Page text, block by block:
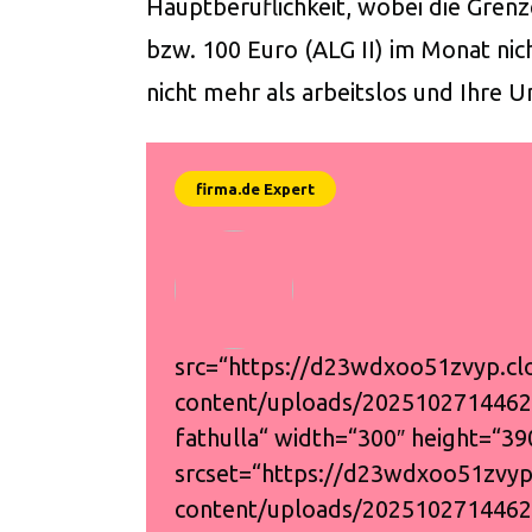
Hauptberuflichkeit, wobei die
bzw. 100 Euro (ALG II) im Monat
nicht mehr als arbeitslos und Ihre
src=“https://
content/uploads/
fathulla“ width=“300″
srcset=“https://
content/uploads/